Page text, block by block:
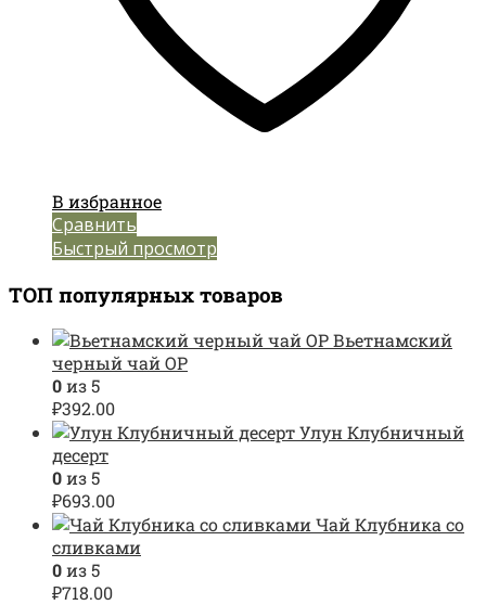
В избранное
Сравнить
Быстрый просмотр
ТОП популярных товаров
Вьетнамский
черный чай OP
0из 5
₽392.00
Улун Клубничный
десерт
0из 5
₽693.00
Чай Клубника со
сливками
0из 5
₽718.00